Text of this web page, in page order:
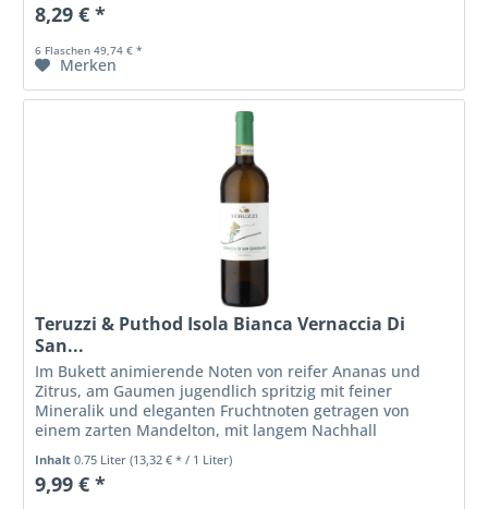
8,29 € *
6 Flaschen 49,74 € *
Merken
Teruzzi & Puthod Isola Bianca Vernaccia Di
San...
Im Bukett animierende Noten von reifer Ananas und
Zitrus, am Gaumen jugendlich spritzig mit feiner
Mineralik und eleganten Fruchtnoten getragen von
einem zarten Mandelton, mit langem Nachhall
Inhalt0.75 Liter(13,32 € * / 1 Liter)
9,99 € *